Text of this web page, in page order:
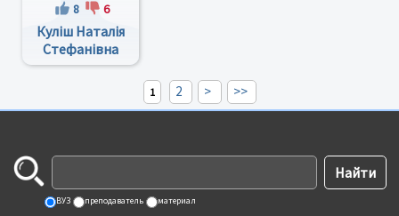
8 6
Куліш Наталія
Стефанівна
1 2 > >>
ВУЗ преподаватель материал